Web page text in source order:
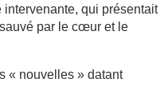
qui présentait
par le cœur et le
« nouvelles » datant